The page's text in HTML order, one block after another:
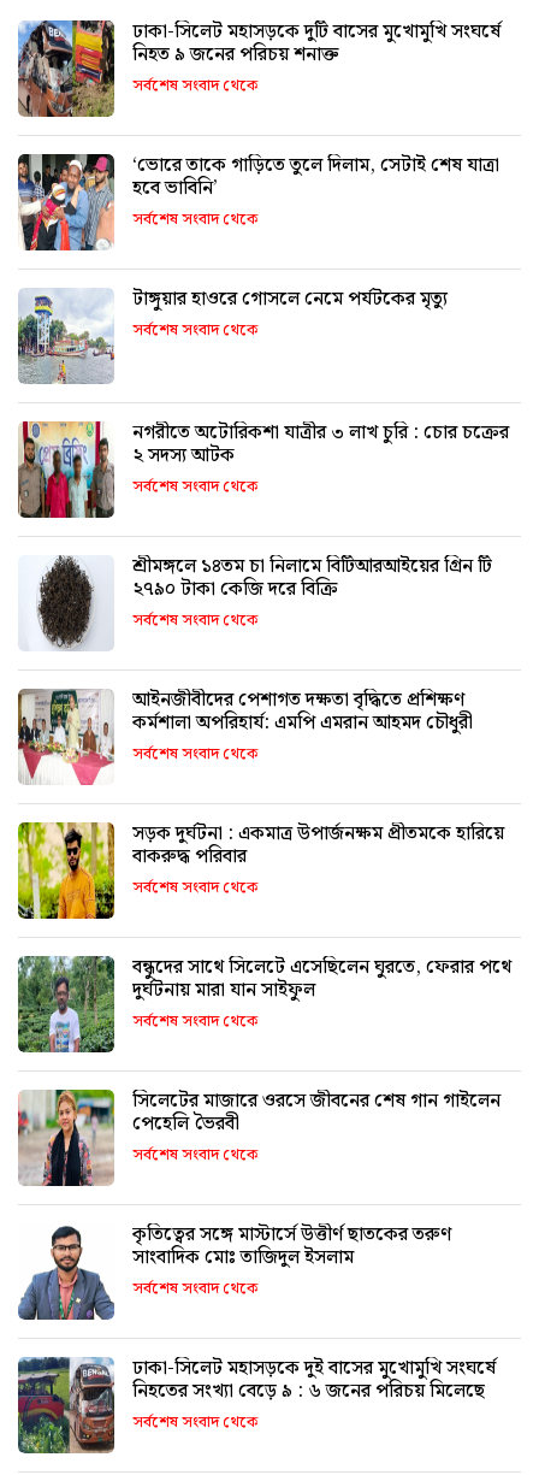
ঢাকা-সিলেট মহাসড়কে দুটি বাসের মুখোমুখি সংঘর্ষে
নিহত ৯ জনের পরিচয় শনাক্ত
সর্বশেষ সংবাদ থেকে
‘ভোরে তাকে গাড়িতে তুলে দিলাম, সেটাই শেষ যাত্রা
হবে ভাবিনি’
সর্বশেষ সংবাদ থেকে
টাঙ্গুয়ার হাওরে গোসলে নেমে পর্যটকের মৃত্যু
সর্বশেষ সংবাদ থেকে
নগরীতে অটোরিকশা যাত্রীর ৩ লাখ চুরি : চোর চক্রের
২ সদস্য আটক
সর্বশেষ সংবাদ থেকে
শ্রীমঙ্গলে ১৪তম চা নিলামে বিটিআরআইয়ের গ্রিন টি
২৭৯০ টাকা কেজি দরে বিক্রি
সর্বশেষ সংবাদ থেকে
আইনজীবীদের পেশাগত দক্ষতা বৃদ্ধিতে প্রশিক্ষণ
কর্মশালা অপরিহার্য: এমপি এমরান আহমদ চৌধুরী
সর্বশেষ সংবাদ থেকে
সড়ক দুর্ঘটনা : একমাত্র উপার্জনক্ষম প্রীতমকে হারিয়ে
বাকরুদ্ধ পরিবার
সর্বশেষ সংবাদ থেকে
বন্ধুদের সাথে সিলেটে এসেছিলেন ঘুরতে, ফেরার পথে
দুর্ঘটনায় মারা যান সাইফুল
সর্বশেষ সংবাদ থেকে
সিলেটের মাজারে ওরসে জীবনের শেষ গান গাইলেন
পেহেলি ভৈরবী
সর্বশেষ সংবাদ থেকে
কৃতিত্বের সঙ্গে মাস্টার্সে উত্তীর্ণ ছাতকের তরুণ
সাংবাদিক মোঃ তাজিদুল ইসলাম
সর্বশেষ সংবাদ থেকে
ঢাকা-সিলেট মহাসড়কে দুই বাসের মুখোমুখি সংঘর্ষে
নিহতের সংখ্যা বেড়ে ৯ : ৬ জনের পরিচয় মিলেছে
সর্বশেষ সংবাদ থেকে